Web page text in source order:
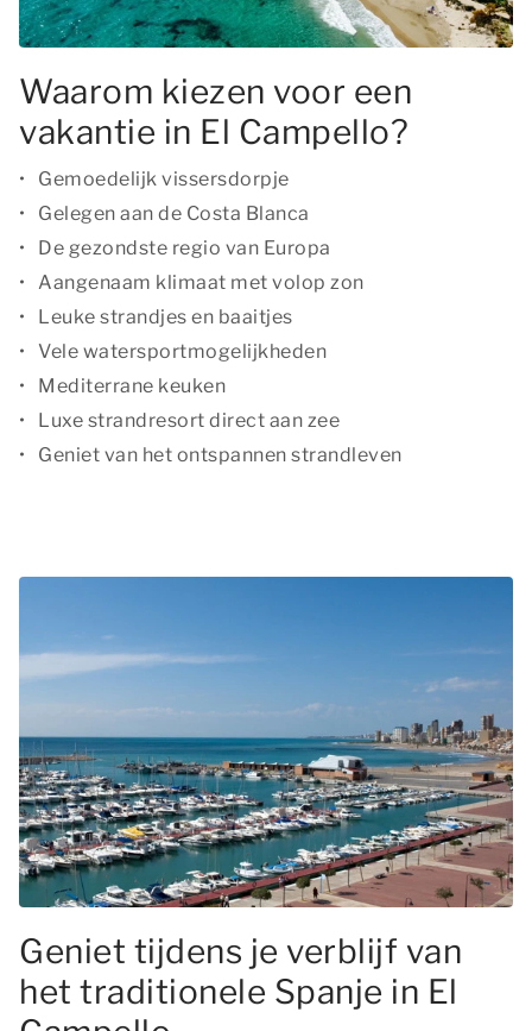
Waarom kiezen voor een
vakantie in El Campello?
Gemoedelijk vissersdorpje
Gelegen aan de Costa Blanca
De gezondste regio van Europa
Aangenaam klimaat met volop zon
Leuke strandjes en baaitjes
Vele watersportmogelijkheden
Mediterrane keuken
Luxe strandresort direct aan zee
Geniet van het ontspannen strandleven
Geniet tijdens je verblijf van
het traditionele Spanje in El